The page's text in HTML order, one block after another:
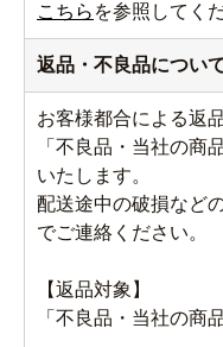
こちら を参照してく
返品・不良品につい
お客様都合による返
「不良品・当社の商
いたします。
配送途中の破損など
でご連絡ください。
【返品対象】
「不良品・当社の商